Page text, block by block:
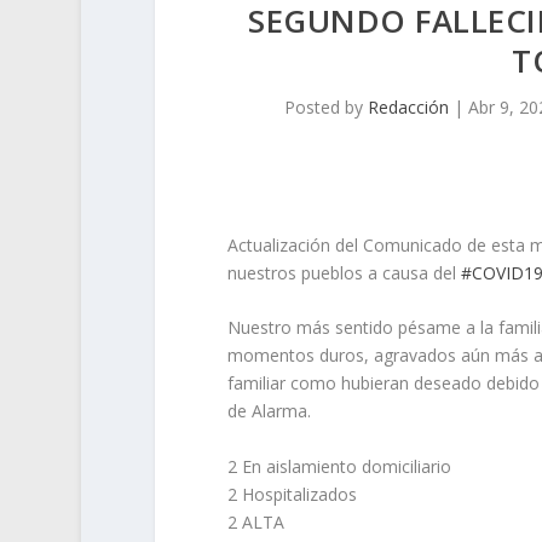
SEGUNDO
Posted by Redacción | Abr 9,
Actualización del Comunicado de esta
nuestros pueblos a causa del #COVID19
Nuestro más sentido pésame a la
momentos duros, agravados aún más
familiar como hubieran deseado
de Alarma.
2 En aislamiento domiciliario
2 Hospitalizados
2 ALTA